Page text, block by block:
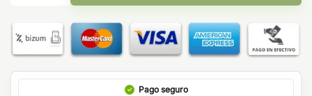
Pago seguro